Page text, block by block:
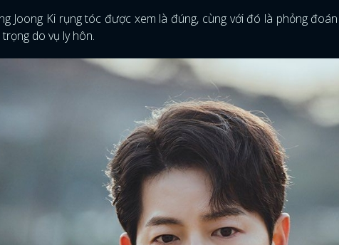
Joong Ki rụng tóc được xem là đúng, cùng với đó là phỏng
do vụ ly hôn.